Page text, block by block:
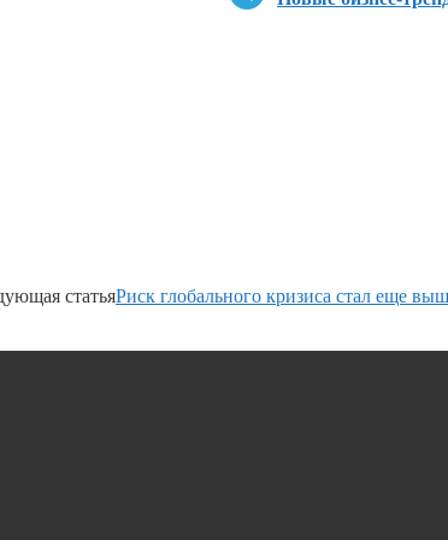
статьяРиск глобального кризиса стал еще